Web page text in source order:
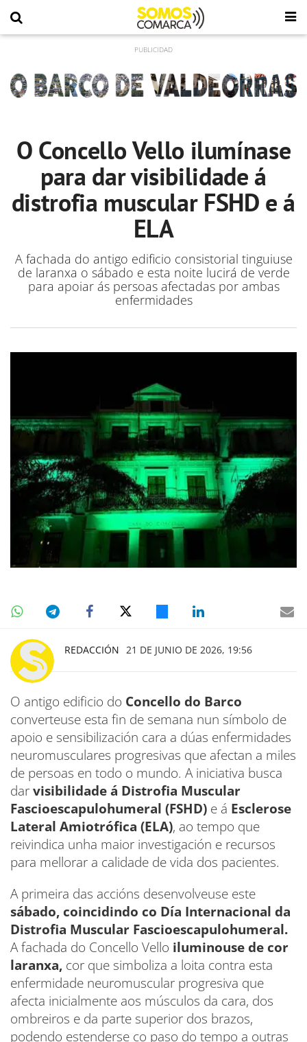
O Concello Vello ilumínase
para dar visibilidade á
distrofia muscular FSHD e á
ELA
A fachada do antigo edificio consistorial tinguiuse
de laranxa o sábado e esta noite lucirá de verde
para apoiar ás persoas afectadas por ambas
enfermidades
REDACCIÓN 21 DE JUNIO DE 2026, 19:56
O antigo edificio do Concello do Barco
converteuse esta fin de semana nun símbolo de
apoio e sensibilización cara a dúas enfermidades
neuromusculares progresivas que afectan a miles
de persoas en todo o mundo. A iniciativa busca
darvisibilidade á Distrofia Muscular
Fascioescapulohumeral (FSHD) e á Esclerose
Lateral Amiotrófica (ELA), ao tempo que
reivindica unha maior investigación e recursos
para mellorar a calidade de vida dos pacientes.
A primeira das accións desenvolveuse este
sábado, coincidindo co Día Internacional da
Distrofia Muscular Fascioescapulohumeral.
A fachada do Concello Vello iluminouse de cor
laranxa, cor que simboliza a loita contra esta
enfermidade neuromuscular progresiva que
afecta inicialmente aos músculos da cara, dos
ombreiros e da parte superior dos brazos,
podendo estenderse co paso do tempo a outras